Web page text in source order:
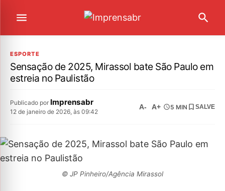
ESPORTE
Sensação de 2025, Mirassol bate São Paulo em
estreia no Paulistão
Publicado por Imprensabr
12 de janeiro de 2026, às 09:42
A- A+ 5 MIN SALVE
© JP Pinheiro/Agência Mirassol